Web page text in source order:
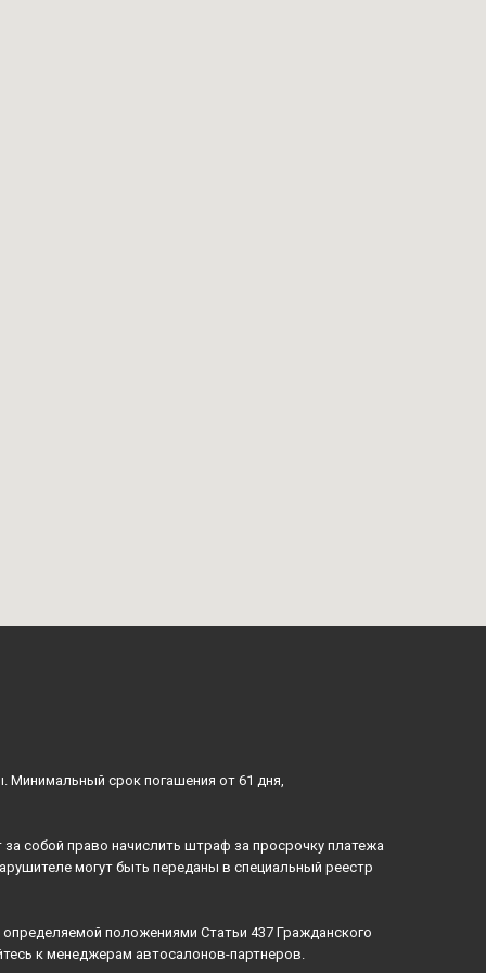
Минимальный срок погашения от 61 дня,
собой право начислить штраф за просрочку платежа
могут быть переданы в специальный реестр
положениями Статьи 437 Гражданского
к менеджерам автосалонов-партнеров.